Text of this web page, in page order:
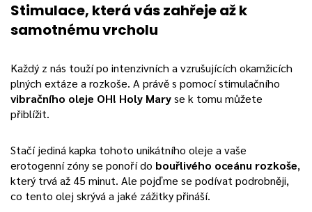
Stimulace, která vás zahřeje až k
samotnému vrcholu
Každý z nás touží po intenzivních a vzrušujících okamžicích
plných extáze a rozkoše. A právě s pomocí stimulačního
vibračního oleje OH! Holy Maryse k tomu můžete
přiblížit.
Stačí jediná kapka tohoto unikátního oleje a vaše
erotogenní zóny se ponoří do bouřlivého oceánu rozkoše,
který trvá až 45 minut. Ale pojďme se podívat podrobněji,
co tento olej skrývá a jaké zážitky přináší.